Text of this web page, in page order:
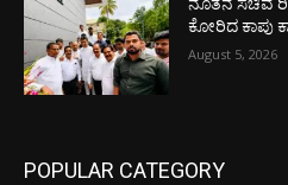
ನೂತನ ಸಚಿವ
ಕೋರಿದ ಕಾಪು
August 5, 2026
POPULAR CATEGORY